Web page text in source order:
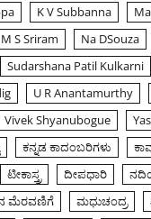
K V Subbanna
M S Sriram Na DSouza
Sudarshana Patil Kulkarni
U R Anantamurthy
Vivek Shyanubogue
ಕನ್ನಡ ಕಾದಂಬರಿಗಳು
ಟೀಕಾಸ್ತ್ರ ದೀಪಧಾರಿ
ಮೆರವಣಿಗೆ ಮಧುಚಂದ್ರ